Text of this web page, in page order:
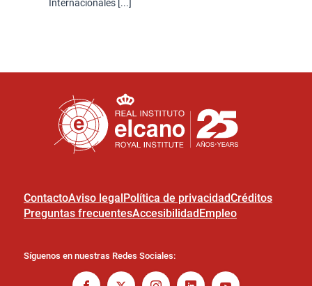
Internacionales [...]
ContactoAviso legalPolítica de privacidadCréditos
Preguntas frecuentesAccesibilidadEmpleo
Síguenos en nuestras Redes Sociales: